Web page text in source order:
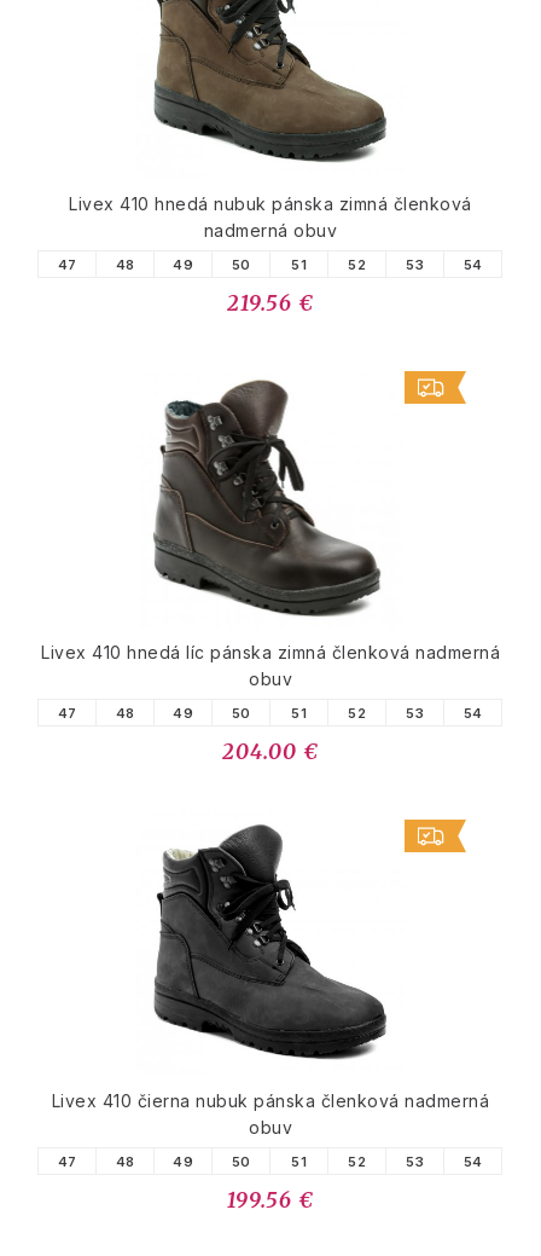
Livex 410 hnedá nubuk pánska zimná členková
nadmerná obuv
47 48 49 50 51 52 53 54
219.56 €
Livex 410 hnedá líc pánska zimná členková nadmerná
obuv
47 48 49 50 51 52 53 54
204.00 €
Livex 410 čierna nubuk pánska členková nadmerná
obuv
47 48 49 50 51 52 53 54
199.56 €